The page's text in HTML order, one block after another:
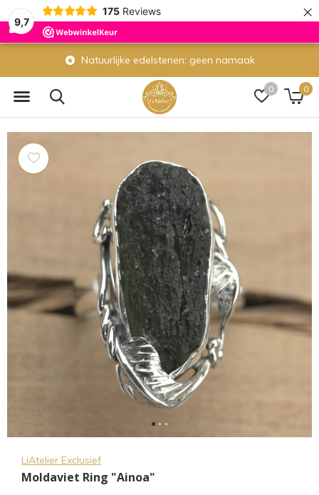
9,7
175 Reviews ×
0 0
Natuurlijke edelstenen: geen namaak
LiAtelier Exclusief
Moldaviet Ring "Ainoa"